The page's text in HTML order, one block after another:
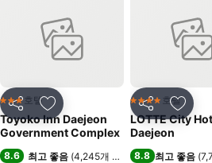
공유 즐겨찾기에 추가
3 성급호텔
Toyoko Inn Daejeon
Government Complex
8.6 최고 좋음 (4,245개 평점)
공유 즐겨
4 성급 호텔
LOTTE City
Daejeon
8.8 최고 좋음 (